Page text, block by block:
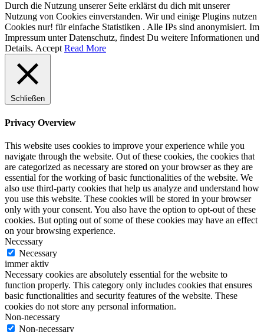
Durch die Nutzung unserer Seite erklärst du dich mit unserer
Nutzung von Cookies einverstanden. Wir und einige Plugins nutzen
Cookies nur! für einfache Statistiken . Alle IPs sind anonymisiert. Im
Impressum unter Datenschutz, findest Du weitere Informationen und
Details. Accept Read More
Schließen
Privacy Overview
This website uses cookies to improve your experience while you
navigate through the website. Out of these cookies, the cookies that
are categorized as necessary are stored on your browser as they are
essential for the working of basic functionalities of the website. We
also use third-party cookies that help us analyze and understand how
you use this website. These cookies will be stored in your browser
only with your consent. You also have the option to opt-out of these
cookies. But opting out of some of these cookies may have an effect
on your browsing experience.
Necessary
Necessary
immer aktiv
Necessary cookies are absolutely essential for the website to
function properly. This category only includes cookies that ensures
basic functionalities and security features of the website. These
cookies do not store any personal information.
Non-necessary
Non-necessary